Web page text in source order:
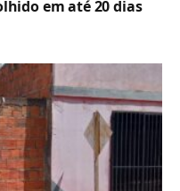
em até 20 dias